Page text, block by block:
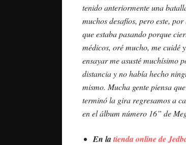
tenido anteriormente una
muchos desafíos, pero este,
que estaba pasando porque
médicos, oré mucho, me cuidé
ensayar me asusté muchísimo
distancia y no había hecho
mismo. Mucha gente piensa
terminó la gira regresamos a
en el álbum número 16” de
En latienda online de